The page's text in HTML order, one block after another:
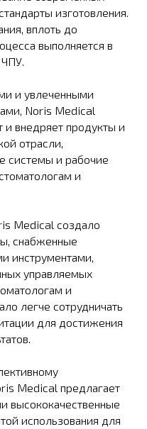
изготовления.
вплоть до
выполняется в
и увлеченными
Noris Medical
и внедряет продукты и
отрасли,
системы и рабочие
и
Medical создало
снабженные
инструментами,
управляемых
и
легче сотрудничать
для достижения
Medical предлагает
высококачественные
использования для